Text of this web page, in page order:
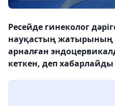
Ресейде гинеколог
науқастың жатырының
арналған
кеткен, деп